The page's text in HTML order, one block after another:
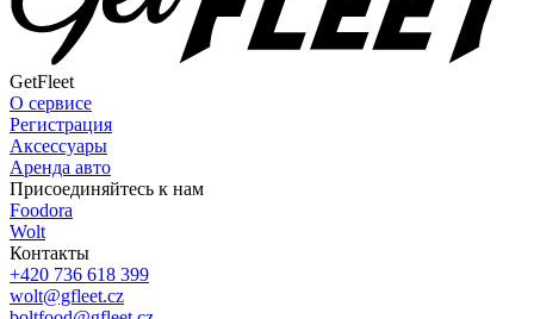
GetFleet
О сервисе
Регистрация
Аксессуары
Аренда авто
Присоединяйтесь к нам
Foodora
Wolt
Контакты
+420 736 618 399
wolt@gfleet.cz